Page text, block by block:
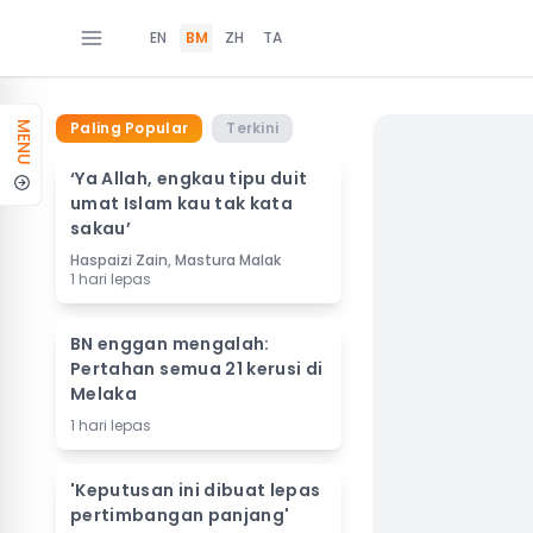
EN BM ZH TA
MENU Paling Popular Terkini
‘Ya Allah, engkau tipu duit
umat Islam kau tak kata
sakau’
Haspaizi Zain, Mastura Malak
1 hari lepas
BN enggan mengalah:
Pertahan semua 21 kerusi di
Melaka
1 hari lepas
'Keputusan ini dibuat lepas
pertimbangan panjang'